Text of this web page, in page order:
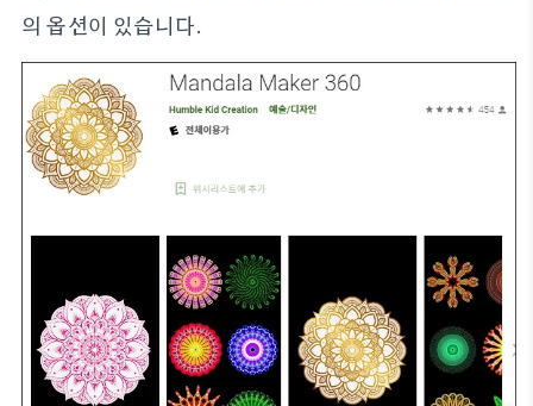
의 옵션이 있습니다.